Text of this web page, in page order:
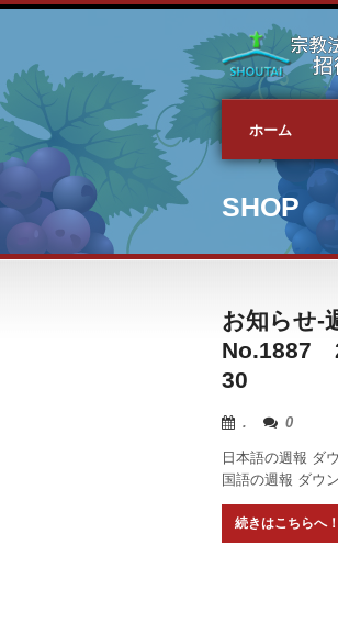
ホーム
SHOP
お知らせ-
No.1887
30
. 0
日本語の週報 ダ
国語の週報 ダウ